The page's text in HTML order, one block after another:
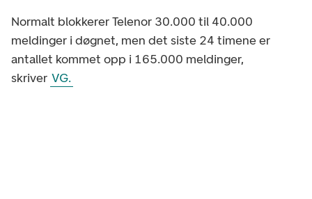
Normalt blokkerer Telenor 30.000 til 40.000
meldinger i døgnet, men det siste 24 timene er
antallet kommet opp i 165.000 meldinger,
skriver VG.